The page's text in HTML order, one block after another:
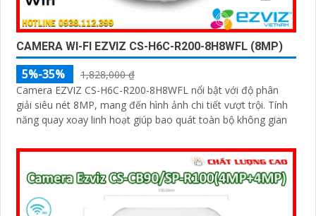
CAMERA WI-FI EZVIZ CS-H6C-R200-8H8WFL (8MP)
5%-35%
1,828,000 ₫
Camera EZVIZ CS-H6C-R200-8H8WFL nổi bật với độ phân
giải siêu nét 8MP, mang đến hình ảnh chi tiết vượt trội. Tính
năng quay xoay linh hoạt giúp bao quát toàn bộ không gian